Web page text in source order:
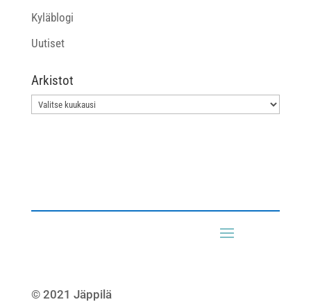
Kyläblogi
Uutiset
Arkistot
Arkistot
© 2021 Jäppilä